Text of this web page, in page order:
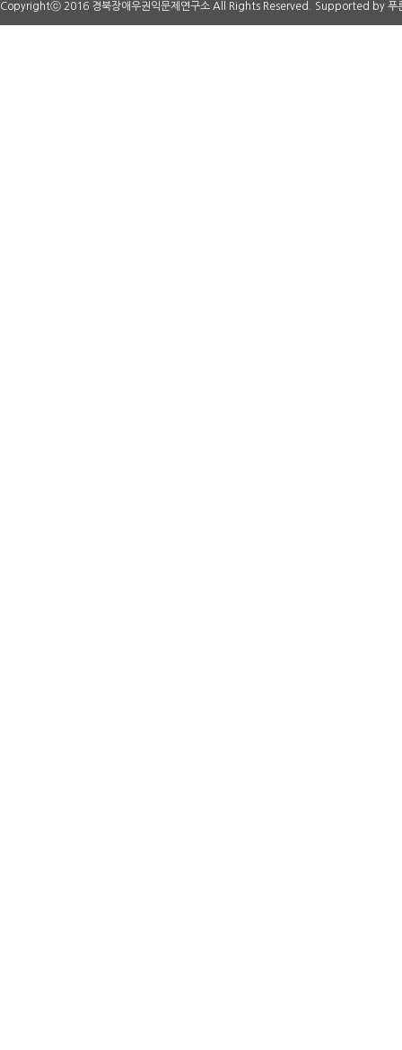
Copyrightⓒ 2016 경북장애우권익문제연구소 All Rights Reserved. Supported by 푸